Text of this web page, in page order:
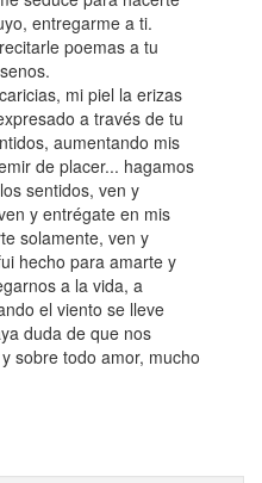
entregarme a ti.
poemas a tu
mi piel la erizas
a través de tu
aumentando mis
de placer... hagamos
sentidos, ven y
y entrégate en mis
solamente, ven y
hecho para amarte y
a la vida, a
el viento se lleve
duda de que nos
sobre todo amor, mucho